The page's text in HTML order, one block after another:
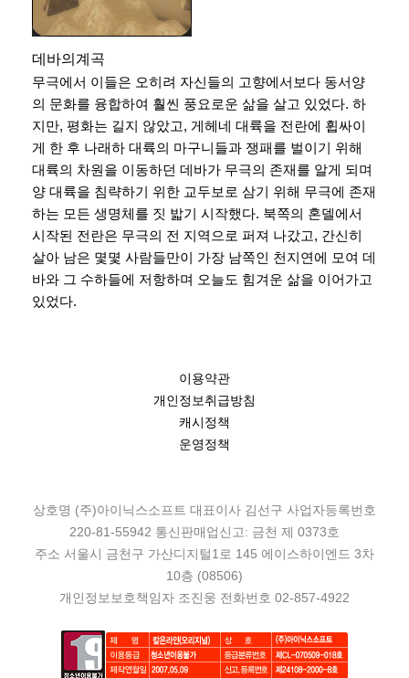
데바의계곡
무극에서 이들은 오히려 자신들의 고향에서보다 동서양
의 문화를 융합하여 훨씬 풍요로운 삶을 살고 있었다. 하
지만, 평화는 길지 않았고, 게헤네 대륙을 전란에 휩싸이
게 한 후 나래하 대륙의 마구니들과 쟁패를 벌이기 위해
대륙의 차원을 이동하던 데바가 무극의 존재를 알게 되며
양 대륙을 침략하기 위한 교두보로 삼기 위해 무극에 존재
하는 모든 생명체를 짓 밟기 시작했다. 북쪽의 혼델에서
시작된 전란은 무극의 전 지역으로 퍼져 나갔고, 간신히
살아 남은 몇몇 사람들만이 가장 남쪽인 천지연에 모여 데
바와 그 수하들에 저항하며 오늘도 힘겨운 삶을 이어가고
있었다.
이용약관
개인정보취급방침
캐시정책
운영정책
상호명 (주)아이닉스소프트 대표이사 김선구 사업자등록번호
220-81-55942 통신판매업신고: 금천 제 0373호
주소 서울시 금천구 가산디지털1로 145 에이스하이엔드 3차
10층 (08506)
개인정보보호책임자 조진웅 전화번호 02-857-4922